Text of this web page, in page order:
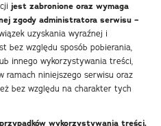
jest zabronione oraz wymaga
zgody administratora serwisu –
uzyskania wyraźnej i
bez względu sposób pobierania,
innego wykorzystywania treści,
ramach niniejszego serwisu oraz
bez względu na charakter tych
wykorzystywania treści,